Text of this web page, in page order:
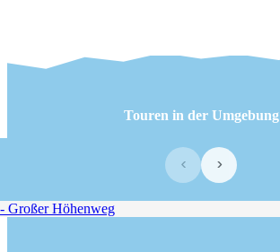
Touren in der Umgebung
‹ ›